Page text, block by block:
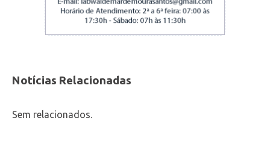
Notícias Relacionadas
Sem relacionados.